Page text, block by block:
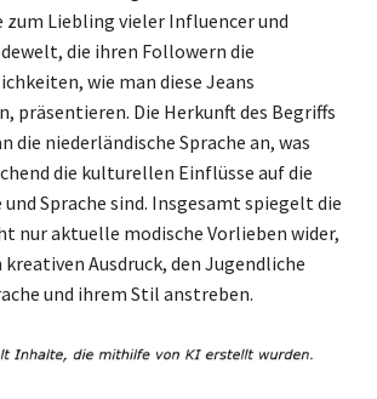
zum Liebling vieler Influencer und
die ihren Followern die
wie man diese Jeans
präsentieren. Die Herkunft des Begriffs
die niederländische Sprache an, was
die kulturellen Einflüsse auf die
Sprache sind. Insgesamt spiegelt die
nur aktuelle modische Vorlieben wider,
kreativen Ausdruck, den Jugendliche
und ihrem Stil anstreben.